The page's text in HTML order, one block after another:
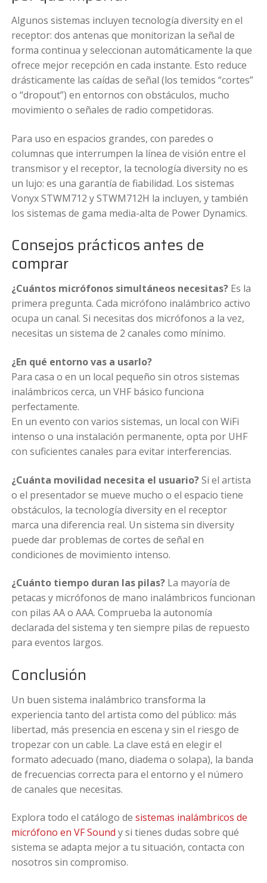
Algunos sistemas incluyen tecnología diversity en el
receptor: dos antenas que monitorizan la señal de
forma continua y seleccionan automáticamente la que
ofrece mejor recepción en cada instante. Esto reduce
drásticamente las caídas de señal (los temidos “cortes”
o “dropout”) en entornos con obstáculos, mucho
movimiento o señales de radio competidoras.
Para uso en espacios grandes, con paredes o
columnas que interrumpen la línea de visión entre el
transmisor y el receptor, la tecnología diversity no es
un lujo: es una garantía de fiabilidad. Los sistemas
Vonyx STWM712 y STWM712H la incluyen, y también
los sistemas de gama media-alta de Power Dynamics.
Consejos prácticos antes de
comprar
¿Cuántos micrófonos simultáneos necesitas? Es la
primera pregunta. Cada micrófono inalámbrico activo
ocupa un canal. Si necesitas dos micrófonos a la vez,
necesitas un sistema de 2 canales como mínimo.
¿En qué entorno vas a usarlo?
Para casa o en un local pequeño sin otros sistemas
inalámbricos cerca, un VHF básico funciona
perfectamente.
En un evento con varios sistemas, un local con WiFi
intenso o una instalación permanente, opta por UHF
con suficientes canales para evitar interferencias.
¿Cuánta movilidad necesita el usuario?Si el artista
o el presentador se mueve mucho o el espacio tiene
obstáculos, la tecnología diversity en el receptor
marca una diferencia real. Un sistema sin diversity
puede dar problemas de cortes de señal en
condiciones de movimiento intenso.
¿Cuánto tiempo duran las pilas? La mayoría de
petacas y micrófonos de mano inalámbricos funcionan
con pilas AA o AAA. Comprueba la autonomía
declarada del sistema y ten siempre pilas de repuesto
para eventos largos.
Conclusión
Un buen sistema inalámbrico transforma la
experiencia tanto del artista como del público: más
libertad, más presencia en escena y sin el riesgo de
tropezar con un cable. La clave está en elegir el
formato adecuado (mano, diadema o solapa), la banda
de frecuencias correcta para el entorno y el número
de canales que necesitas.
Explora todo el catálogo desistemas inalámbricos de
micrófono en VF Sound y si tienes dudas sobre qué
sistema se adapta mejor a tu situación, contacta con
nosotros sin compromiso.